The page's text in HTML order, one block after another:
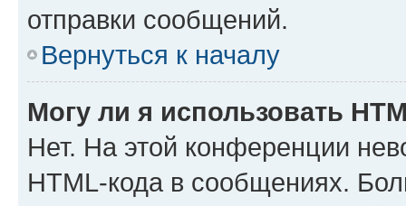
отправки сообщений.
Вернуться к началу
Могу ли я использовать
Нет. На этой конференции
HTML-кода в сообщениях.